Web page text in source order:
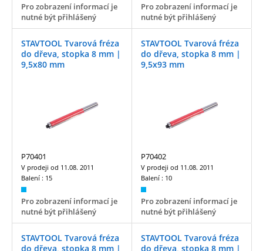
Pro zobrazení informací je
nutné být přihlášený
Pro zobrazení informací je
nutné být přihlášený
STAVTOOL Tvarová fréza
do dřeva, stopka 8 mm |
9,5x80 mm
P70401
V prodeji od 11.08. 2011
Balení : 15
Pro zobrazení informací je
nutné být přihlášený
STAVTOOL Tvarová fréza
do dřeva, stopka 8 mm |
9,5x93 mm
P70402
V prodeji od 11.08. 2011
Balení : 10
Pro zobrazení informací je
nutné být přihlášený
STAVTOOL Tvarová fréza
do dřeva, stopka 8 mm |
STAVTOOL Tvarová fréza
do dřeva, stopka 8 mm |